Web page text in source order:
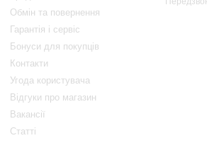
Обмін та повернення
Гарантія і сервіс
Бонуси для покупців
Контакти
Угода користувача
Відгуки про магазин
Вакансії
Статті